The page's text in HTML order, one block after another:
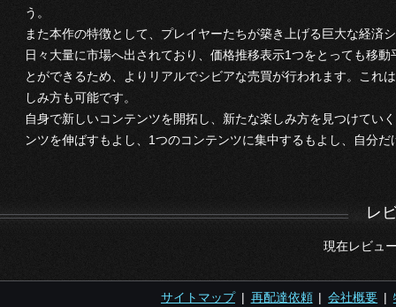
う。
また本作の特徴として、プレイヤーたちが築き上げる巨大な経済
日々大量に市場へ出されており、価格推移表示1つをとっても移
とができるため、よりリアルでシビアな売買が行われます。これ
しみ方も可能です。
自身で新しいコンテンツを開拓し、新たな楽しみ方を見つけてい
ンツを伸ばすもよし、1つのコンテンツに集中するもよし、自分
レ
現在レビュ
サイトマップ| 再配達依頼|会社概要 |